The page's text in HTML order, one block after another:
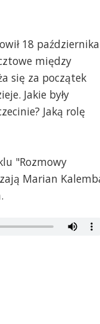
18 października
między
się za początek
Jakie były
Jaką rolę
"Rozmowy
Marian